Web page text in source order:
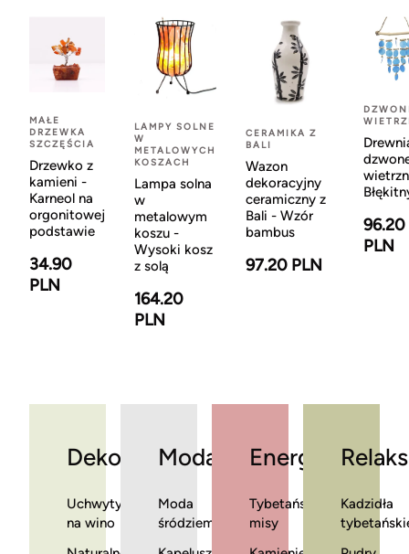
MAŁE
DRZEWKA
SZCZĘŚCIA
Drzewko z
kamieni -
Karneol na
orgonitowej
podstawie
34.90
PLN
LAMPY SOLNE
W
METALOWYCH
KOSZACH
Lampa solna
w
metalowym
koszu -
Wysoki kosz
z solą
164.20
PLN
CERAMIKA Z
BALI
Wazon
dekoracyjny
ceramiczny z
Bali - Wzór
bambus
97.20 PLN
96.20
PLN
Dekoracje
Uchwyty
na wino
Moda
Moda
śródziemnomorska
Energia
Tybetańskie
misy
Relaks
Kadzidła